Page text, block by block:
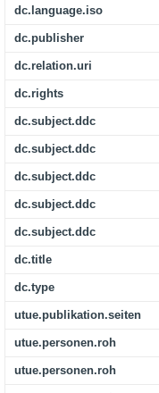
dc.language.iso
dc.publisher
dc.relation.uri
dc.rights
dc.subject.ddc
dc.subject.ddc
dc.subject.ddc
dc.subject.ddc
dc.subject.ddc
dc.title
dc.type
utue.publikation.seiten
utue.personen.roh
utue.personen.roh